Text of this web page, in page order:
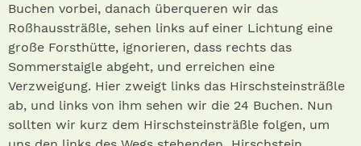
Buchen vorbei, danach überqueren wir das
Roßhaussträßle, sehen links auf einer Lichtung eine
große Forsthütte, ignorieren, dass rechts das
Sommerstaigle abgeht, und erreichen eine
Verzweigung. Hier zweigt links das Hirschsteinsträßle
ab, und links von ihm sehen wir die 24 Buchen. Nun
sollten wir kurz dem Hirschsteinsträßle folgen, um